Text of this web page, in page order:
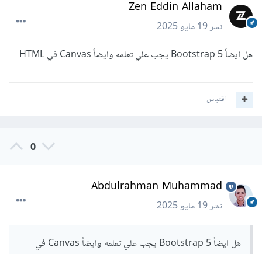
Zen Eddin Allaham
نشر19 مايو 2025
هل ايضاً Bootstrap 5 يجب علي تعلمه وايضاً Canvas في HTML
اقتباس
0
Abdulrahman Muhammad
نشر19 مايو 2025
هل ايضاً Bootstrap 5 يجب علي تعلمه وايضاً Canvas في